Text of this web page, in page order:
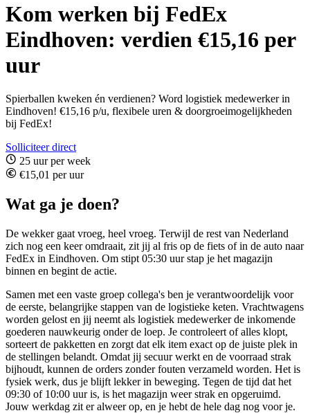
Kom werken bij FedEx
Eindhoven: verdien €15,16 per
uur
Spierballen kweken én verdienen? Word logistiek medewerker in
Eindhoven! €15,16 p/u, flexibele uren & doorgroeimogelijkheden
bij FedEx!
Solliciteer direct
25 uur per week
€15,01 per uur
Wat ga je doen?
De wekker gaat vroeg, heel vroeg. Terwijl de rest van Nederland
zich nog een keer omdraait, zit jij al fris op de fiets of in de auto naar
FedEx in Eindhoven. Om stipt 05:30 uur stap je het magazijn
binnen en begint de actie.
Samen met een vaste groep collega's ben je verantwoordelijk voor
de eerste, belangrijke stappen van de logistieke keten. Vrachtwagens
worden gelost en jij neemt als logistiek medewerker de inkomende
goederen nauwkeurig onder de loep. Je controleert of alles klopt,
sorteert de pakketten en zorgt dat elk item exact op de juiste plek in
de stellingen belandt. Omdat jij secuur werkt en de voorraad strak
bijhoudt, kunnen de orders zonder fouten verzameld worden. Het is
fysiek werk, dus je blijft lekker in beweging. Tegen de tijd dat het
09:30 of 10:00 uur is, is het magazijn weer strak en opgeruimd.
Jouw werkdag zit er alweer op, en je hebt de hele dag nog voor je.